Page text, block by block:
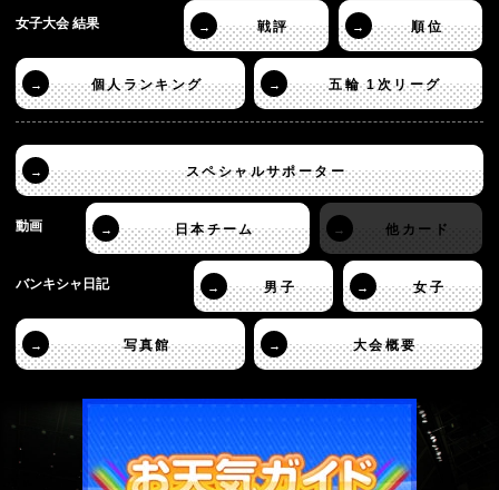
女子大会 結果 → 戦評 → 順位
→ 個人ランキング → 五輪 1次リーグ
→ スペシャルサポーター
動画 → 日本チーム → 他カード
バンキシャ日記 → 男子 → 女子
→ 写真館 → 大会概要